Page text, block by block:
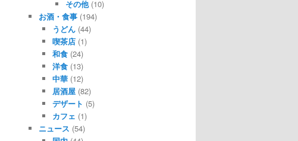
その他(10)
お酒・食事 (194)
うどん(44)
喫茶店(1)
和食(24)
洋食(13)
中華(12)
居酒屋(82)
デザート (5)
カフェ (1)
ニュース (54)